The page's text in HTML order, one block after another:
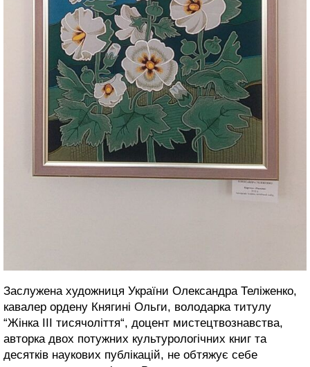
Заслужена художниця України Олександра Теліженко,
кавалер ордену Княгині Ольги, володарка титулу
“Жінка III тисячоліття“, доцент мистецтвознавства,
авторка двох потужних культурологічних книг та
десятків наукових публікацій, не обтяжує себе